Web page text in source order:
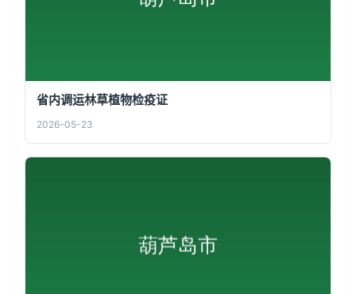
省内调运林草植物检疫证
2026-05-23